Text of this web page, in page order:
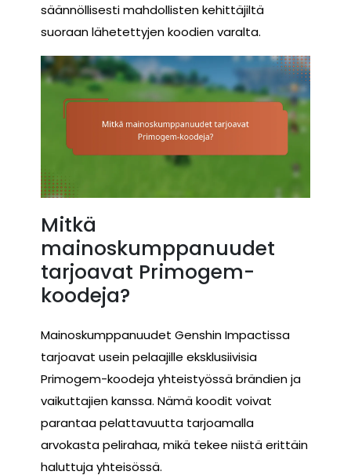
säännöllisesti mahdollisten kehittäjiltä
suoraan lähetettyjen koodien varalta.
Mitkä
mainoskumppanuudet
tarjoavat Primogem-
koodeja?
Mainoskumppanuudet Genshin Impactissa
tarjoavat usein pelaajille eksklusiivisia
Primogem-koodeja yhteistyössä brändien ja
vaikuttajien kanssa. Nämä koodit voivat
parantaa pelattavuutta tarjoamalla
arvokasta pelirahaa, mikä tekee niistä erittäin
haluttuja yhteisössä.